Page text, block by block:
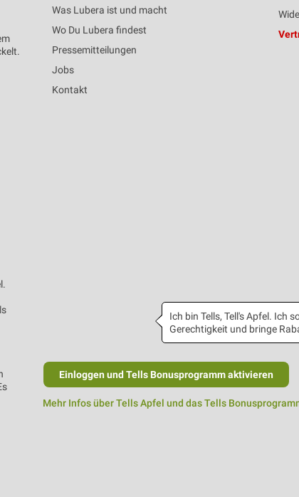
Was Lubera ist und macht
Wo Du Lubera findest
Pressemitteilungen
Jobs
Kontakt
Ich bin Tells, Tell's Apfel. Ich
Gerechtigkeit und bringe
Einloggen und Tells Bonusprogramm aktivieren
Mehr Infos über Tells Apfel und das Tells